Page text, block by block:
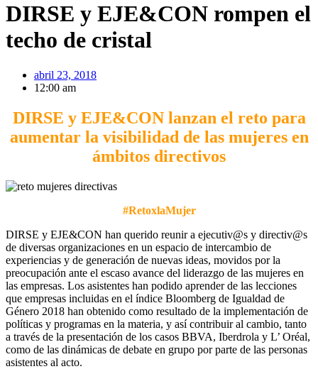
DIRSE y EJE&CON rompen el
techo de cristal
abril 23, 2018
12:00 am
DIRSE y EJE&CON lanzan el reto para
aumentar la visibilidad de las mujeres en
ámbitos directivos
#RetoxlaMujer
DIRSE y EJE&CON han querido reunir a ejecutiv@s y directiv@s
de diversas organizaciones en un espacio de intercambio de
experiencias y de generación de nuevas ideas, movidos por la
preocupación ante el escaso avance del liderazgo de las mujeres en
las empresas. Los asistentes han podido aprender de las lecciones
que empresas incluidas en el índice Bloomberg de Igualdad de
Género 2018 han obtenido como resultado de la implementación de
políticas y programas en la materia, y así contribuir al cambio, tanto
a través de la presentación de los casos BBVA, Iberdrola y L’ Oréal,
como de las dinámicas de debate en grupo por parte de las personas
asistentes al acto.